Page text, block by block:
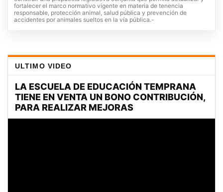
fortalecer el marco normativo vigente en materia de tenencia
responsable, protección animal, salud pública y prevención de
accidentes por animales sueltos en la vía pública.-
ULTIMO VIDEO